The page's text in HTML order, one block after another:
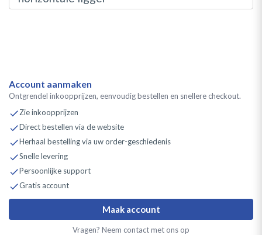
Account aanmaken
Ontgrendel inkoopprijzen, eenvoudig bestellen en snellere checkout.
Zie inkoopprijzen
Direct bestellen via de website
Herhaal bestelling via uw order-geschiedenis
Snelle levering
Persoonlijke support
Gratis account
Maak account
Vragen? Neem contact met ons op